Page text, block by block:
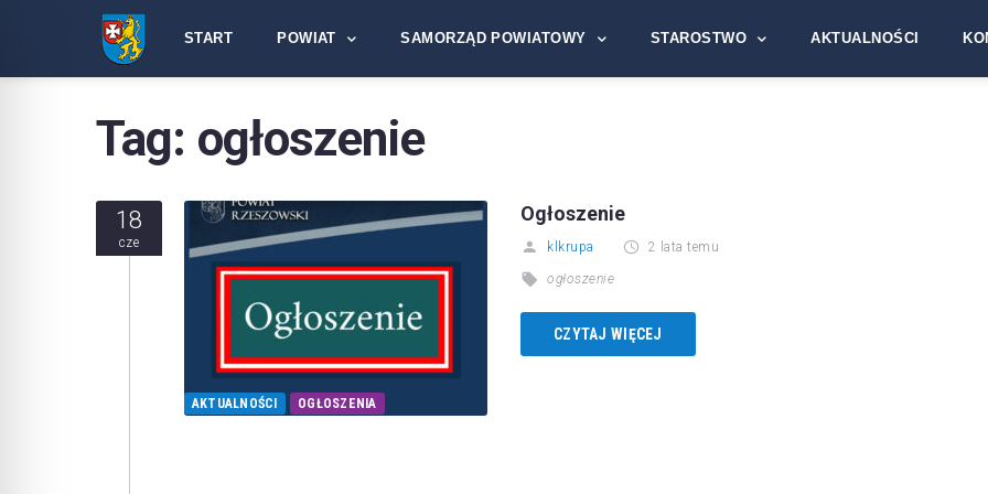
START POWIAT SAMORZĄD POWIATOWY STAROSTWO AKTUALNOŚCI
Tag: ogłoszenie
18
cze
AKTUALNOŚCI OGŁOSZENIA
Ogłoszenie
klkrupa 2 lata temu
ogłoszenie
CZYTAJ WIĘCEJ